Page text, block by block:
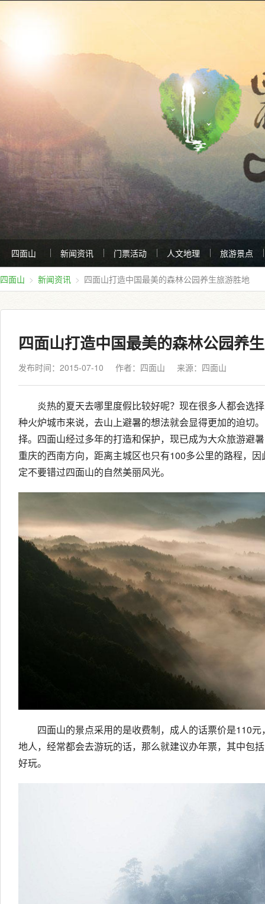
四面山 新闻资讯 门票活动 人文地理 旅游景点
四面山 新闻资讯 四面山打造中国最美的森林公园养生旅游胜地
四面山打造中国最美的森林公园养
发布时间：2015-07-10 作者：四面山 来源： 四面山
炎热的夏天去哪里度假比较好呢？现在很多人都会选
种火炉城市来说，去山上避暑的想法就会显得更加的迫切
择。四面山经过多年的打造和保护，现已成为大众旅游避
重庆的西南方向，距离主城区也只有100多公里的路程，
定不要错过四面山的自然美丽风光。
四面山的景点采用的是收费制，成人的话票价是110
地人，经常都会去游玩的话，那么就建议办年票，其中包
好玩。